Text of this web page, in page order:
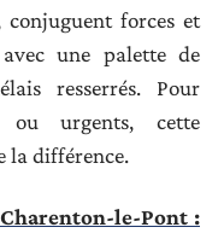
conjuguent forces et
avec une palette de
resserrés. Pour
ou urgents, cette
la différence.
le-Pont :